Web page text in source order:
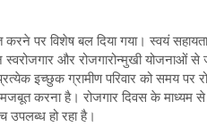
पर विशेष बल दिया गया। स्वयं
स्वरोजगार और रोजगारोन्मुखी योजनाओं
इच्छुक ग्रामीण परिवार को समय पर
करना है। रोजगार दिवस के माध्यम से
हो रहा है।